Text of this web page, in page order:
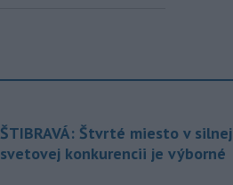
ŠTIBRAVÁ: Štvrté miesto v silnej
svetovej konkurencii je výborné